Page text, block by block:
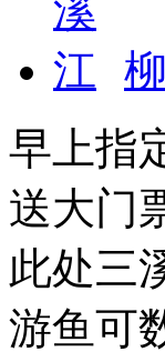
早上指
送大门
此处三
游鱼可